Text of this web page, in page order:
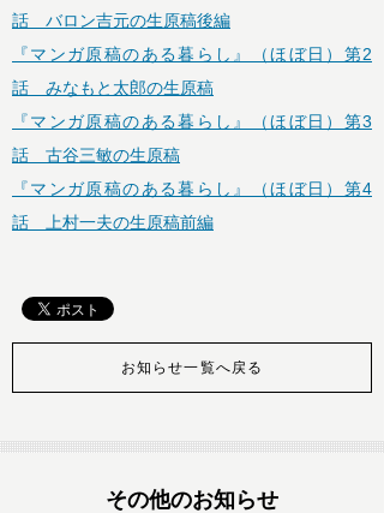
話 バロン吉元の生原稿後編
『マンガ原稿のある暮らし』（ほぼ日）第2
話 みなもと太郎の生原稿
『マンガ原稿のある暮らし』（ほぼ日）第3
話 古谷三敏の生原稿
『マンガ原稿のある暮らし』（ほぼ日）第4
話 上村一夫の生原稿前編
お知らせ一覧へ戻る
その他のお知らせ